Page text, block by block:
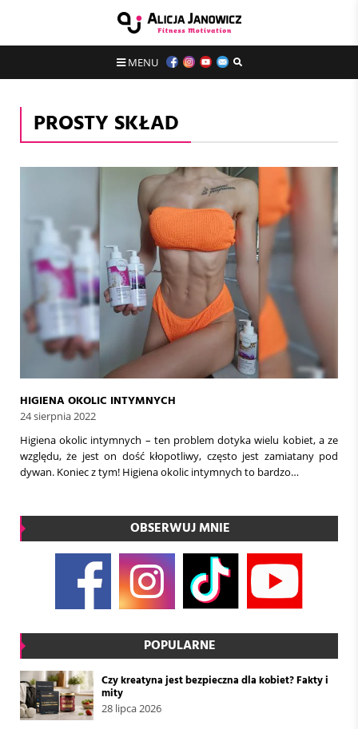
MENU
PROSTY SKŁAD
HIGIENA OKOLIC INTYMNYCH
24 sierpnia 2022
Higiena okolic intymnych – ten problem dotyka wielu kobiet, a ze
względu, że jest on dość kłopotliwy, często jest zamiatany pod
dywan. Koniec z tym! Higiena okolic intymnych to bardzo…
OBSERWUJ MNIE
POPULARNE
Czy kreatyna jest bezpieczna dla kobiet? Fakty i
mity
28 lipca 2026